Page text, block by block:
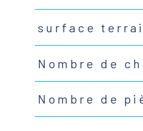
surface
Nombre de
Nombre de